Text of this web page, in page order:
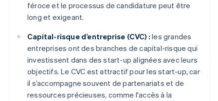
féroce et le processus de candidature peut être
long et exigeant.
Capital-risque d’entreprise (CVC) : les grandes
entreprises ont des branches de capital-risque qui
investissent dans des start-up alignées avec leurs
objectifs. Le CVC est attractif pour les start-up, car
il s’accompagne souvent de partenariats et de
ressources précieuses, comme l'accès à la